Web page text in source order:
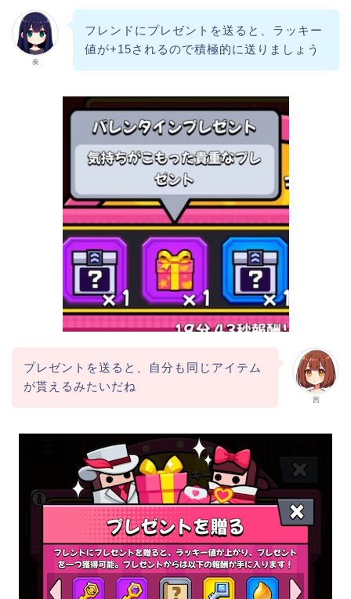
奏
フレンドにプレゼントを送ると、ラッキー
値が+15されるので積極的に送りましょう
茜
プレゼントを送ると、自分も同じアイテム
が貰えるみたいだね